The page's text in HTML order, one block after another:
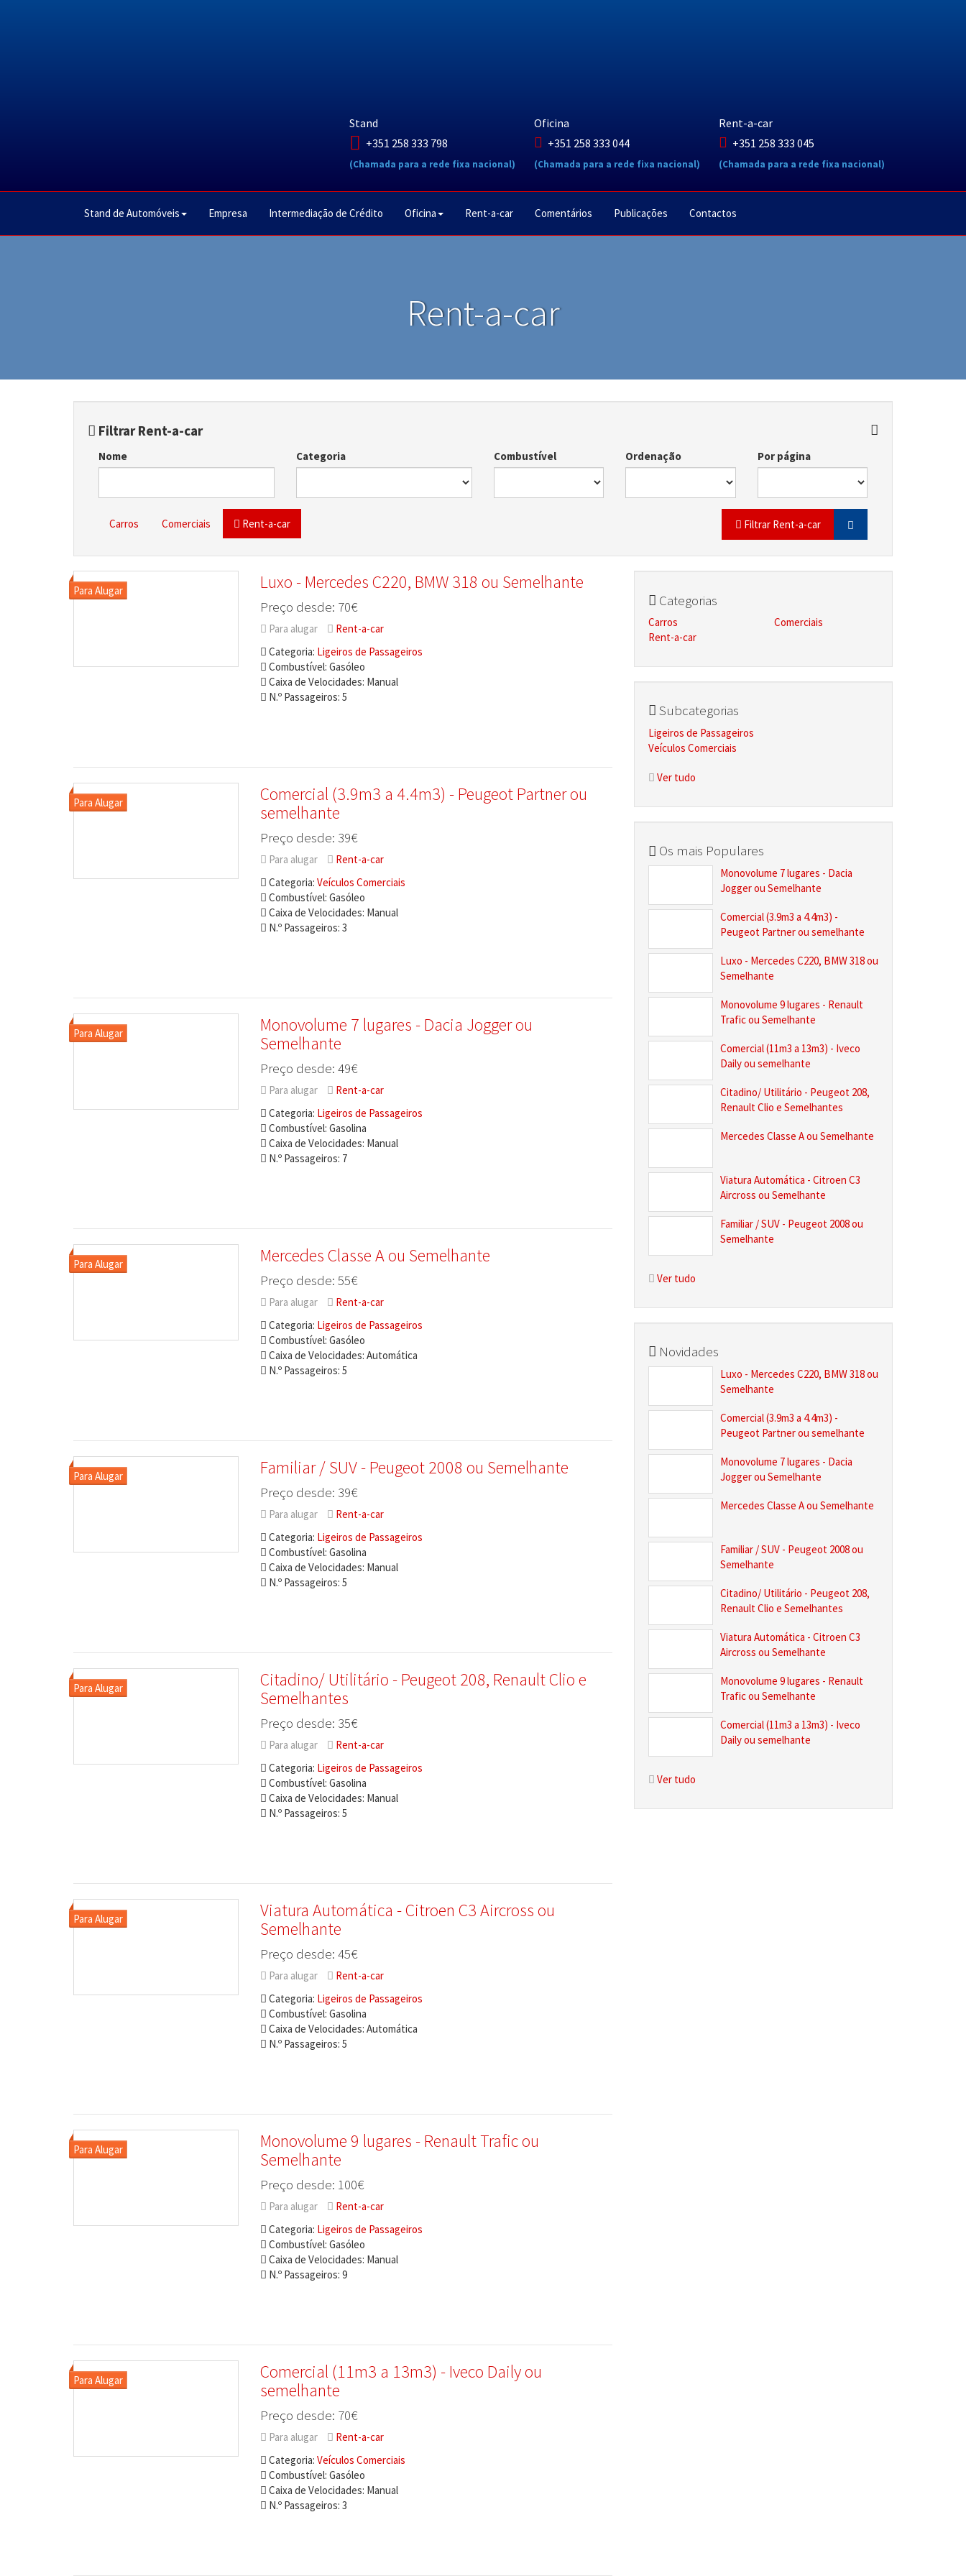
Stand
+351 258 333 798
(Chamada para a rede fixa nacional)
Oficina
+351 258 333 044
(Chamada para a rede fixa nacional)
Rent-a-car
+351 258 333 045
(Chamada para a rede fixa nacional)
Stand de Automóveis Empresa Intermediação de Crédito Oficina Rent-a-car Comentários Publicações Contactos
Rent-a-car
Filtrar Rent-a-car
Nome Categoria Combustível Ordenação Por página
Carros Comerciais Rent-a-car Filtrar Rent-a-car
Luxo - Mercedes C220, BMW 318 ou Semelhante
Preço desde: 70€
Para alugar
Rent-a-car
Categoria: Ligeiros de Passageiros
Combustível: Gasóleo
Caixa de Velocidades: Manual
N.º Passageiros: 5
Comercial (3.9m3 a 4.4m3) - Peugeot Partner ou
semelhante
Preço desde: 39€
Para alugar
Rent-a-car
Categoria: Veículos Comerciais
Combustível: Gasóleo
Caixa de Velocidades: Manual
N.º Passageiros: 3
Monovolume 7 lugares - Dacia Jogger ou
Semelhante
Preço desde: 49€
Para alugar
Rent-a-car
Categoria: Ligeiros de Passageiros
Combustível: Gasolina
Caixa de Velocidades: Manual
N.º Passageiros: 7
Mercedes Classe A ou Semelhante
Preço desde: 55€
Para alugar
Rent-a-car
Categoria: Ligeiros de Passageiros
Combustível: Gasóleo
Caixa de Velocidades: Automática
N.º Passageiros: 5
Familiar / SUV - Peugeot 2008 ou Semelhante
Preço desde: 39€
Para alugar
Rent-a-car
Categoria: Ligeiros de Passageiros
Combustível: Gasolina
Caixa de Velocidades: Manual
N.º Passageiros: 5
Citadino/ Utilitário - Peugeot 208, Renault Clio e
Semelhantes
Preço desde: 35€
Para alugar
Rent-a-car
Categoria: Ligeiros de Passageiros
Combustível: Gasolina
Caixa de Velocidades: Manual
N.º Passageiros: 5
Viatura Automática - Citroen C3 Aircross ou
Semelhante
Preço desde: 45€
Para alugar
Rent-a-car
Categoria: Ligeiros de Passageiros
Combustível: Gasolina
Caixa de Velocidades: Automática
N.º Passageiros: 5
Monovolume 9 lugares - Renault Trafic ou
Semelhante
Preço desde: 100€
Para alugar
Rent-a-car
Categoria: Ligeiros de Passageiros
Combustível: Gasóleo
Caixa de Velocidades: Manual
N.º Passageiros: 9
Comercial (11m3 a 13m3) - Iveco Daily ou
semelhante
Preço desde: 70€
Para alugar
Rent-a-car
Categoria: Veículos Comerciais
Combustível: Gasóleo
Caixa de Velocidades: Manual
N.º Passageiros: 3
Categorias
Carros
Rent-a-car
Comerciais
Subcategorias
Ligeiros de Passageiros
Veículos Comerciais
Ver tudo
Os mais Populares
Monovolume 7 lugares - Dacia
Jogger ou Semelhante
Comercial (3.9m3 a 4.4m3) -
Peugeot Partner ou semelhante
Luxo - Mercedes C220, BMW 318 ou
Semelhante
Monovolume 9 lugares - Renault
Trafic ou Semelhante
Comercial (11m3 a 13m3) - Iveco
Daily ou semelhante
Citadino/ Utilitário - Peugeot 208,
Renault Clio e Semelhantes
Mercedes Classe A ou Semelhante
Viatura Automática - Citroen C3
Aircross ou Semelhante
Familiar / SUV - Peugeot 2008 ou
Semelhante
Ver tudo
Novidades
Luxo - Mercedes C220, BMW 318 ou
Semelhante
Comercial (3.9m3 a 4.4m3) -
Peugeot Partner ou semelhante
Monovolume 7 lugares - Dacia
Jogger ou Semelhante
Mercedes Classe A ou Semelhante
Familiar / SUV - Peugeot 2008 ou
Semelhante
Citadino/ Utilitário - Peugeot 208,
Renault Clio e Semelhantes
Viatura Automática - Citroen C3
Aircross ou Semelhante
Monovolume 9 lugares - Renault
Trafic ou Semelhante
Comercial (11m3 a 13m3) - Iveco
Daily ou semelhante
Ver tudo